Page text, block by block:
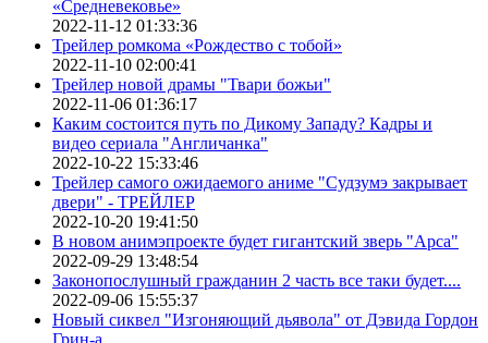
«Средневековье»
2022-11-12 01:33:36
Трейлер ромкома «Рождество с тобой»
2022-11-10 02:00:41
Трейлер новой драмы "Твари божьи"
2022-11-06 01:36:17
Каким состоится путь по Дикому Западу? Кадры и
видео сериала "Англичанка"
2022-10-22 15:33:46
Трейлер самого ожидаемого аниме "Судзумэ закрывает
двери" - ТРЕЙЛЕР
2022-10-20 19:41:50
В новом анимэпроекте будет гигантский зверь "Арса"
2022-09-29 13:48:54
Законопослушный гражданин 2 часть все таки будет....
2022-09-06 15:55:37
Новый сиквел "Изгоняющий дьявола" от Дэвида Гордон
Грин-а.